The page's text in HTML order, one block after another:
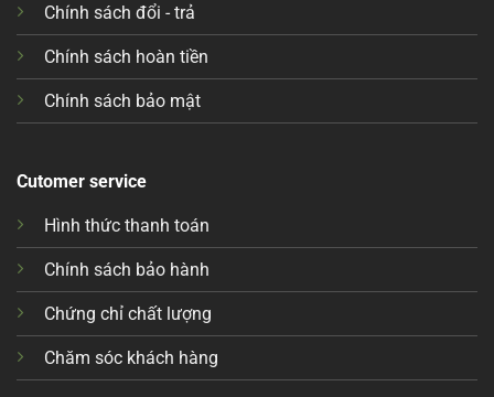
Chính sách đổi - trả
Chính sách hoàn tiền
Chính sách bảo mật
Cutomer service
Hình thức thanh toán
Chính sách bảo hành
Chứng chỉ chất lượng
Chăm sóc khách hàng